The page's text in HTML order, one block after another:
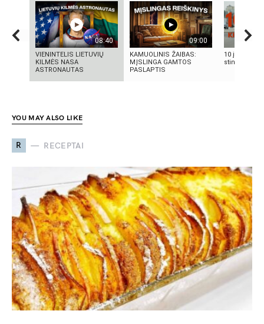
08:40
VIENINTELIS LIETUVIŲ
KILMĖS NASA
ASTRONAUTAS
09:00
KAMUOLINIS ŽAIBAS:
MĮSLINGA GAMTOS
PASLAPTIS
10 įtemptų,
stingdančių
YOU MAY ALSO LIKE
R RECEPTAI